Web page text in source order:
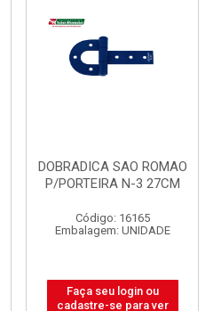
DOBRADICA SAO ROMAO
P/PORTEIRA N-3 27CM
Código: 16165
Embalagem: UNIDADE
Faça seu login ou
cadastre-se para ver